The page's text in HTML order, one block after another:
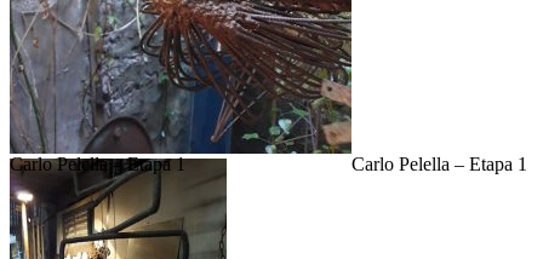
Carlo Pelella – Etapa 1 Carlo Pelella – Etapa 1